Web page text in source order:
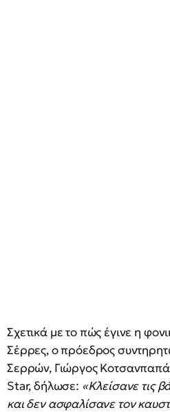
Σχετικά με το πώς έγινε η
Σέρρες, ο πρόεδρος
Σερρών, Γιώργος
Star, δήλωσε: «Κλείσανε τις
και δεν ασφαλίσανε τον